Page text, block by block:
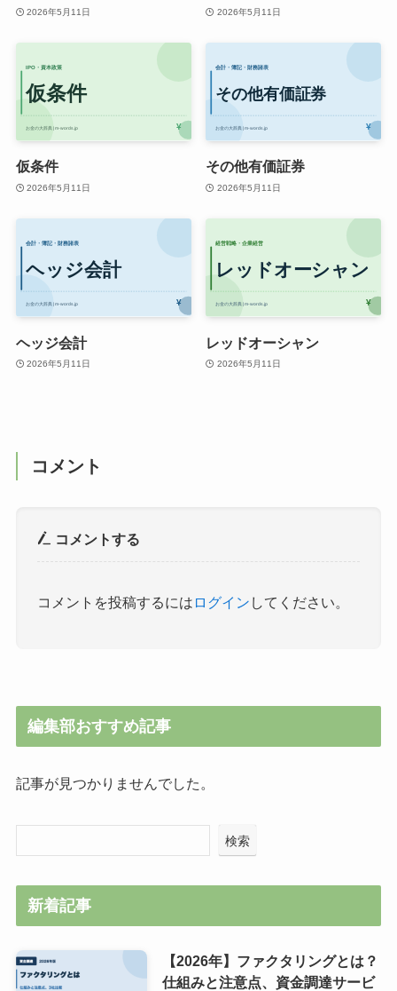
2026年5月11日 2026年5月11日
仮条件
2026年5月11日
その他有価証券
2026年5月11日
ヘッジ会計
2026年5月11日
レッドオーシャン
2026年5月11日
コメント
コメントする
コメントを投稿するには ログイン してください。
編集部おすすめ記事
記事が見つかりませんでした。
検索
新着記事
【2026年】ファクタリングとは？
仕組みと注意点、資金調達サービ